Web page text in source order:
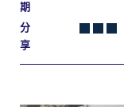
期
分
享